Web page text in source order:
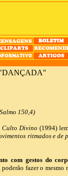
150,4)
Culto Divino(1994)
ritmados e de
com gestos do
poderão fazer o